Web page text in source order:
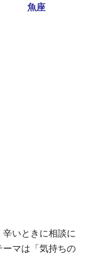
魚座
いときに相談に
マは「気持ちの